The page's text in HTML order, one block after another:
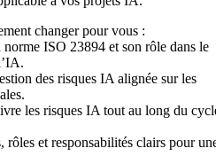
changer pour vous :
ISO 23894 et son rôle dans le
des risques IA alignée sur les
les risques IA tout au long du
rôles et responsabilités clairs pour